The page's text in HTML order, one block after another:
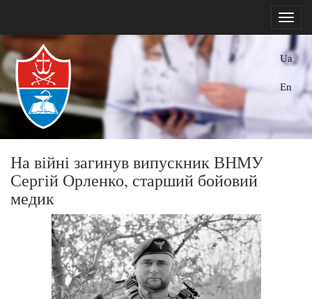
Ua
En
На війні загинув випускник ВНМУ
Сергій Орленко, старший бойовий
медик